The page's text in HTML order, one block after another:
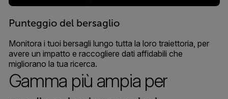
Punteggio del bersaglio
Monitora i tuoi bersagli lungo tutta la loro traiettoria, per
avere un impatto e raccogliere dati affidabili che
migliorano la tua ricerca.
Gamma più ampia per